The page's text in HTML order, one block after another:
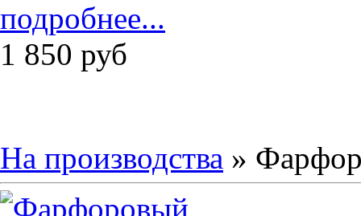
подробнее...
1 850 руб
На производства »